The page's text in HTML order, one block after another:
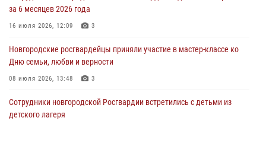
Телесюжет в программе "Новгородское областное телевидение.
Новости часа." от 29 июля 2026 года. Новгородские призывники
29 июля 2026, 12:54 1
за 6 месяцев 2026 года
16 июля 2026, 12:09 3
Новгородские росгвардейцы приняли участие в мастер-классе ко
Дню семьи, любви и верности
08 июля 2026, 13:48 3
Сотрудники новгородской Росгвардии встретились с детьми из
детского лагеря